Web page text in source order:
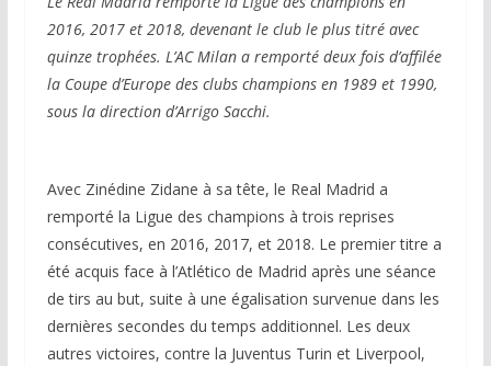
2016, 2017 et 2018, devenant le club le plus titré avec
quinze trophées. L’AC Milan a remporté deux fois d’affilée
la Coupe d’Europe des clubs champions en 1989 et 1990,
sous la direction d’Arrigo Sacchi.
Avec Zinédine Zidane à sa tête, le Real Madrid a
remporté la Ligue des champions à trois reprises
consécutives, en 2016, 2017, et 2018. Le premier titre a
été acquis face à l’Atlético de Madrid après une séance
de tirs au but, suite à une égalisation survenue dans les
dernières secondes du temps additionnel. Les deux
autres victoires, contre la Juventus Turin et Liverpool,